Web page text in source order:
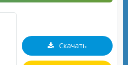
Скачать